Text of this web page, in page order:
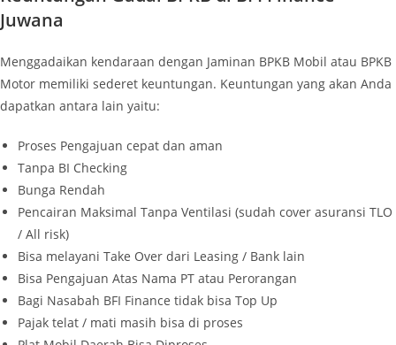
Juwana
Menggadaikan kendaraan dengan Jaminan BPKB Mobil atau BPKB
Motor memiliki sederet keuntungan. Keuntungan yang akan Anda
dapatkan antara lain yaitu:
Proses Pengajuan cepat dan aman
Tanpa BI Checking
Bunga Rendah
Pencairan Maksimal Tanpa Ventilasi (sudah cover asuransi TLO
/ All risk)
Bisa melayani Take Over dari Leasing / Bank lain
Bisa Pengajuan Atas Nama PT atau Perorangan
Bagi Nasabah BFI Finance tidak bisa Top Up
Pajak telat / mati masih bisa di proses